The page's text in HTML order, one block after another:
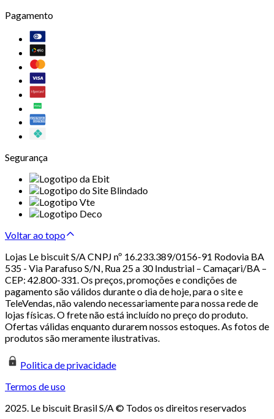
Pagamento
Segurança
Voltar ao topo
Lojas Le biscuit S/A CNPJ nº 16.233.389/0156-91 Rodovia BA
535 - Via Parafuso S/N, Rua 25 a 30 Industrial – Camaçari/BA –
CEP: 42.800-331. Os preços, promoções e condições de
pagamento são válidos durante o dia de hoje, para o site e
TeleVendas, não valendo necessariamente para nossa rede de
lojas físicas. O frete não está incluído no preço do produto.
Ofertas válidas enquanto durarem nossos estoques. As fotos de
produtos são meramente ilustrativas.
Politica de privacidade
Termos de uso
2025. Le biscuit Brasil S/A © Todos os direitos reservados